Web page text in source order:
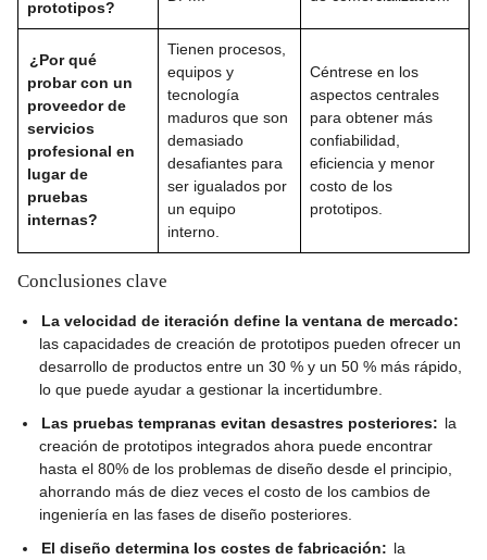
prototipos?
¿Por qué
probar con un
proveedor de
servicios
profesional en
lugar de
pruebas
internas?
Tienen procesos,
equipos y
tecnología
maduros que son
demasiado
desafiantes para
ser igualados por
un equipo
interno.
Céntrese en los
aspectos centrales
para obtener más
confiabilidad,
eficiencia y menor
costo de los
prototipos.
Conclusiones clave
La velocidad de iteración define la ventana de mercado:
las capacidades de creación de prototipos pueden ofrecer un
desarrollo de productos entre un 30 % y un 50 % más rápido,
lo que puede ayudar a gestionar la incertidumbre.
Las pruebas tempranas evitan desastres posteriores: la
creación de prototipos integrados ahora puede encontrar
hasta el 80% de los problemas de diseño desde el principio,
ahorrando más de diez veces el costo de los cambios de
ingeniería en las fases de diseño posteriores.
El diseño determina los costes de fabricación: la